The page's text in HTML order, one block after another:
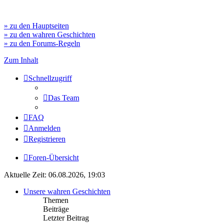
» zu den Hauptseiten
» zu den wahren Geschichten
» zu den Forums-Regeln
Zum Inhalt
Schnellzugriff
Das Team
FAQ
Anmelden
Registrieren
Foren-Übersicht
Aktuelle Zeit: 06.08.2026, 19:03
Unsere wahren Geschichten
Themen
Beiträge
Letzter Beitrag